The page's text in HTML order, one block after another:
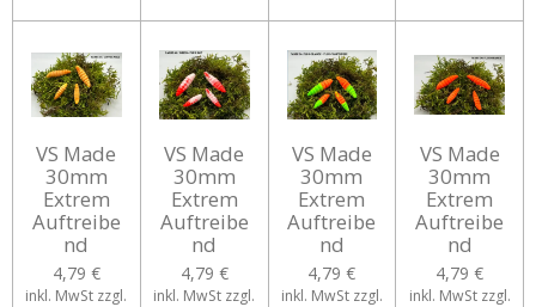
VS Made
30mm
Extrem
Auftreibe
nd
4,79 €
inkl. MwSt zzgl.
VS Made
30mm
Extrem
Auftreibe
nd
4,79 €
inkl. MwSt zzgl.
VS Made
30mm
Extrem
Auftreibe
nd
4,79 €
inkl. MwSt zzgl.
VS Made
30mm
Extrem
Auftreibe
nd
4,79 €
inkl. MwSt zzgl.